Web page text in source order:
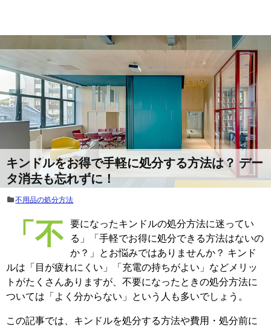
キンドルをお得で手軽に処分する方法は？ デー
タ消去も忘れずに！
不用品の処分方法
「不要になったキンドルの処分方法に迷ってい
る」「手軽でお得に処分できる方法はないの
か？」とお悩みではありませんか？ キンド
ルは「目が疲れにくい」「充電の持ちがよい」などメリッ
トがたくさんありますが、不要になったときの処分方法に
ついては「よく分からない」という人も多いでしょう。
この記事では、キンドルを処分する方法や費用・処分前に